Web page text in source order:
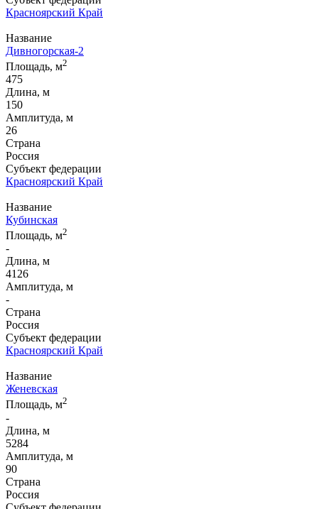
Красноярский Край
Название
Дивногорская-2
Площадь, м2
475
Длина, м
150
Амплитуда, м
26
Страна
Россия
Субъект федерации
Красноярский Край
Название
Кубинская
Площадь, м2
-
Длина, м
4126
Амплитуда, м
-
Страна
Россия
Субъект федерации
Красноярский Край
Название
Женевская
Площадь, м2
-
Длина, м
5284
Амплитуда, м
90
Страна
Россия